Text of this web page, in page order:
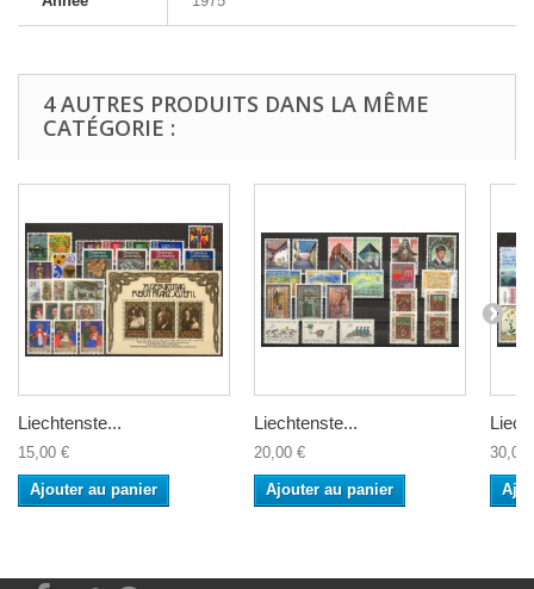
4 AUTRES PRODUITS DANS LA MÊME
CATÉGORIE :
Liechtenste...
15,00 €
Ajouter au panier
Liechtenste...
20,00 €
Ajouter au panier
30,00